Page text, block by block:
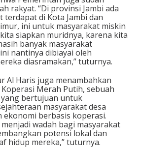
rakyat. “Di provinsi Jambi ada
terdapat di Kota Jambi dan
ini untuk masyarakat miskin
siapkan muridnya, karena kita
banyak masyarakat
nantinya dibiayai oleh
diasramakan,” tuturnya.
Al Haris juga menambahkan
Merah Putih, sebuah
bertujuan untuk
masyarakat desa
ekonomi berbasis koperasi.
wadah bagi masyarakat
potensi lokal dan
hidup mereka,” tuturnya.